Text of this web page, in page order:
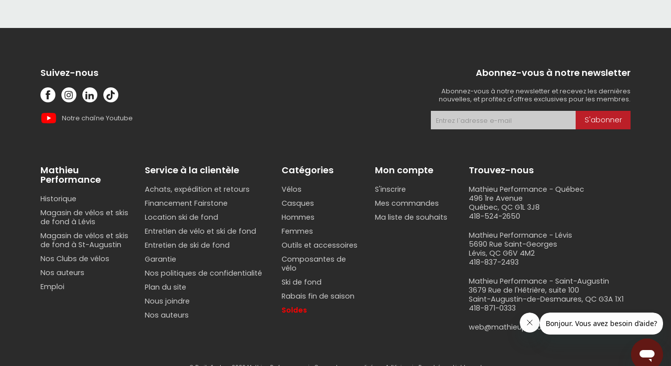
Suivez-nous
Notre chaîne Youtube
Abonnez-vous à notre newsletter
Abonnez-vous à notre newsletter et recevez les dernières
nouvelles, et profitez d'offres exclusives pour les membres.
S'abonner
Mathieu
Performance
Historique
Magasin de vélos et skis
de fond à Lévis
Magasin de vélos et skis
de fond à St-Augustin
Nos Clubs de vélos
Nos auteurs
Emploi
Service à la clientèle
Achats, expédition et retours
Financement Fairstone
Location ski de fond
Entretien de vélo et ski de fond
Entretien de ski de fond
Garantie
Nos politiques de confidentialité
Plan du site
Nous joindre
Nos auteurs
Catégories
Vélos
Casques
Hommes
Femmes
Outils et accessoires
Composantes de
vélo
Ski de fond
Rabais fin de saison
Soldes
Mon compte
S'inscrire
Mes commandes
Ma liste de souhaits
Trouvez-nous
Mathieu Performance - Québec
496 1re Avenue
Québec, QC G1L 3J8
418-524-2650
Mathieu Performance - Lévis
5690 Rue Saint-Georges
Lévis, QC G6V 4M2
418-837-2493
Mathieu Performance - Saint-Augustin
3679 Rue de l'Hêtrière, suite 100
Saint-Augustin-de-Desmaures, QC G3A 1X1
418-871-0333
web@mathieuperformance.com